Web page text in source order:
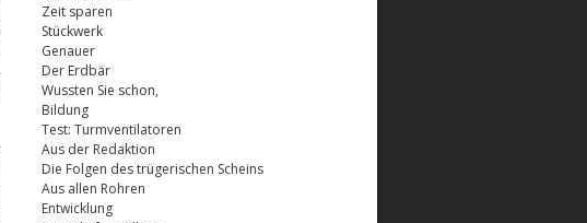
Zeit sparen
Stückwerk
Genauer
Der Erdbär
Wussten Sie schon,
Bildung
Test: Turmventilatoren
Aus der Redaktion
Die Folgen des trügerischen Scheins
Aus allen Rohren
Entwicklung